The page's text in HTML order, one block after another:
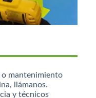
o mantenimiento
llámanos.
y técnicos